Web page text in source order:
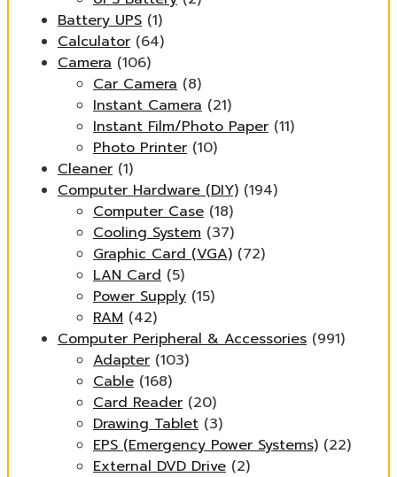
Battery UPS (1)
Calculator (64)
Camera (106)
Car Camera (8)
Instant Camera (21)
Instant Film/Photo Paper (11)
Photo Printer (10)
Cleaner (1)
Computer Hardware (DIY) (194)
Computer Case (18)
Cooling System (37)
Graphic Card (VGA) (72)
LAN Card (5)
Power Supply (15)
RAM (42)
Computer Peripheral & Accessories (991)
Adapter (103)
Cable (168)
Card Reader (20)
Drawing Tablet (3)
EPS (Emergency Power Systems) (22)
External DVD Drive (2)